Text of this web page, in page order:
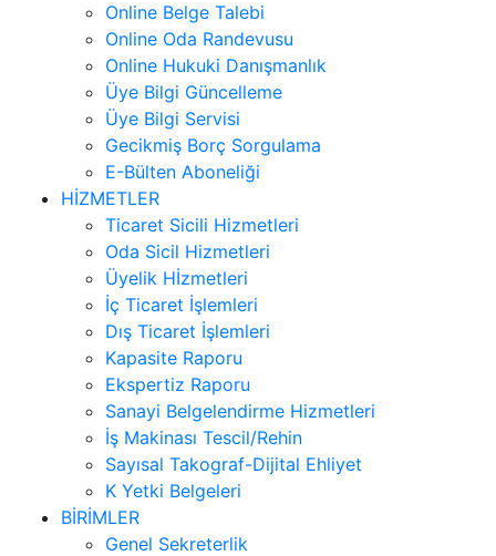
Online Belge Talebi
Online Oda Randevusu
Online Hukuki Danışmanlık
Üye Bilgi Güncelleme
Üye Bilgi Servisi
Gecikmiş Borç Sorgulama
E-Bülten Aboneliği
HİZMETLER
Ticaret Sicili Hizmetleri
Oda Sicil Hizmetleri
Üyelik Hİzmetleri
İç Ticaret İşlemleri
Dış Ticaret İşlemleri
Kapasite Raporu
Ekspertiz Raporu
Sanayi Belgelendirme Hizmetleri
İş Makinası Tescil/Rehin
Sayısal Takograf-Dijital Ehliyet
K Yetki Belgeleri
BİRİMLER
Genel Sekreterlik